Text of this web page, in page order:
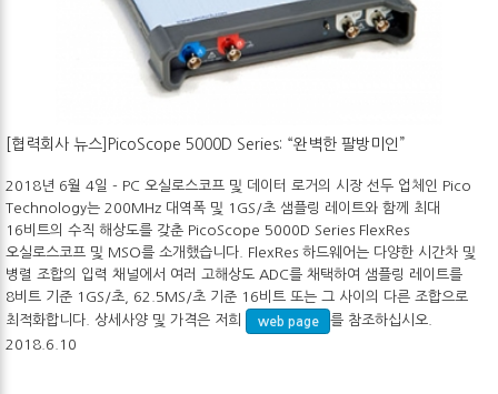
[협력회사 뉴스]PicoScope 5000D Series: “완벽한 팔방미인”
2018년 6월 4일 - PC 오실로스코프 및 데이터 로거의 시장 선두 업체인 Pico
Technology는 200MHz 대역폭 및 1GS/초 샘플링 레이트와 함께 최대
16비트의 수직 해상도를 갖춘 PicoScope 5000D Series FlexRes
오실로스코프 및 MSO를 소개했습니다. FlexRes 하드웨어는 다양한 시간차 및
병렬 조합의 입력 채널에서 여러 고해상도 ADC를 채택하여 샘플링 레이트를
8비트 기준 1GS/초, 62.5MS/초 기준 16비트 또는 그 사이의 다른 조합으로
최적화합니다. 상세사양 및 가격은 저희
web page
를 참조하십시오.
2018.6.10